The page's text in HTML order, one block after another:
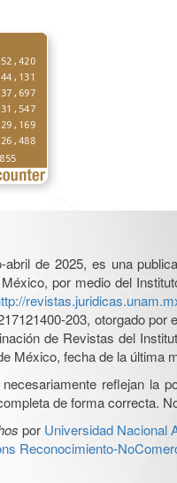
de 2025, es una
por medio del
203, otorgado
de Revistas del
México, fecha de la última
reflejan la
de forma correcta.
por Universidad Nacional
Reconocimiento-